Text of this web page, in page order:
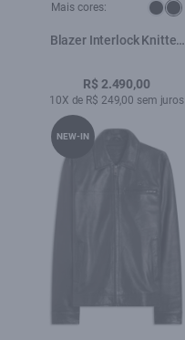
Mais cores:
Blazer Interlock Knitted
R$ 2.490,00
10X de R$ 249,00 sem juros
NEW-IN